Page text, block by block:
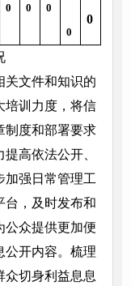
0 0
0
0
0
关文件和知识的
培训力度，将信
制度和部署要求
高依法公开、
加强日常管理工
台，及时发布和
公众提供更加便
公开内容。梳理
众切身利益息息